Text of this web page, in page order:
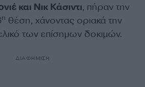
και Νικ Κάσιντι, πήραν την
η θέση, χάνοντας οριακά την
των επίσημων δοκιμών.
ΔΙΑΦΗΜΙΣΗ